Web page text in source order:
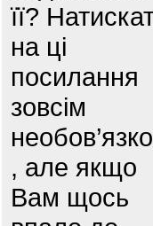
її?
на ці
посилання
зовсім
, але якщо
Вам щось